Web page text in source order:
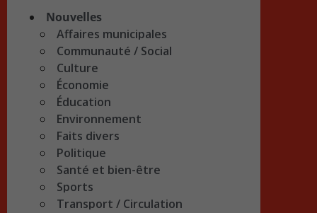
Nouvelles
Affaires municipales
Communauté / Social
Culture
Économie
Éducation
Environnement
Faits divers
Politique
Santé et bien-être
Sports
Transport / Circulation